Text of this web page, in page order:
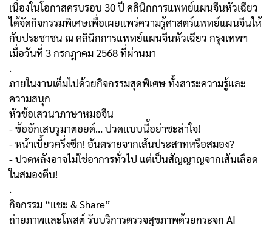
เนื่องในโอกาสครบรอบ 30 ปี คลินิกการแพทย์แผนจีนหัวเฉียว
ได้จัดกิจกรรมพิเศษเพื่อเผยแพร่ความรู้ศาสตร์แพทย์แผนจีนให้
กับประชาชน ณ คลินิกการแพทย์แผนจีนหัวเฉียว กรุงเทพฯ
เมื่อวันที่ 3 กรกฎาคม 2568 ที่ผ่านมา
.
ภายในงานเต็มไปด้วยกิจกรรมสุดพิเศษ ทั้งสาระความรู้และ
ความสนุก
หัวข้อเสวนาภาษาหมอจีน
- ข้ออักเสบรูมาตอยด์… ปวดแบบนี้อย่าชะล่าใจ!
- หน้าเบี้ยวครึ่งซีก! อันตรายจากเส้นประสาทหรือสมอง?
- ปวดหลังอาจไม่ใช่อาการทั่วไป แต่เป็นสัญญาญจากเส้นเลือด
ในสมองตีบ!
.
กิจกรรม “แชะ & Share”
ถ่ายภาพและโพสต์ รับบริการตรวจสุขภาพด้วยกระจก AI